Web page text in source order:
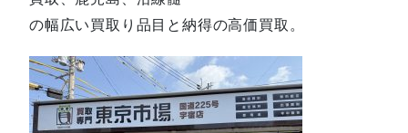
の幅広い買取り品目と納得の高価買取。